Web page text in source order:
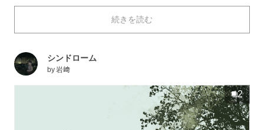
を通り過ぎる「工事現場」。騒音が気になることもあり
ますが、人ってこんな大きな物が作れるんだ！ とワク
ワクしませんか？pixivにも「工事現場」を描いたイラ
人をカッコ良く感じる仲間がたくさんいるのかもしれま
せん。
本日は、今までとこれからの境目「工事現場」を描いた
イラストを特集しました。それではご覧ください。
続きを読む
シンドローム
by岩﨑
2